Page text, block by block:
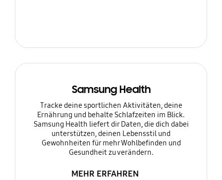
Samsung Health
Tracke deine sportlichen Aktivitäten, deine
Ernährung und behalte Schlafzeiten im Blick.
Samsung Health liefert dir Daten, die dich dabei
unterstützen, deinen Lebensstil und
Gewohnheiten für mehr Wohlbefinden und
Gesundheit zu verändern.
MEHR ERFAHREN